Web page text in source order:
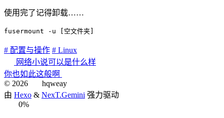
使用完了记得卸载……
fusermount -u [空文件夹]
# 配置与操作 # Linux
网络小说可以是什么样
你也如此这般啊
© 2026
hqweay
由 Hexo & NexT.Gemini 强力驱动
0%